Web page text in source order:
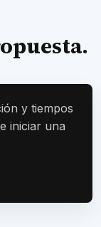
y tiempos
iniciar una